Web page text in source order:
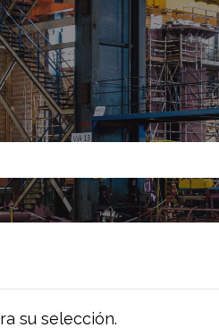
su selección.